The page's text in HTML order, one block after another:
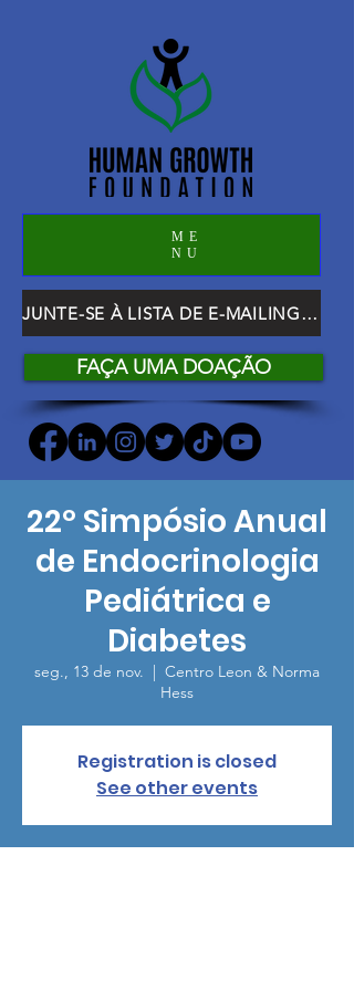
ME
NU
JUNTE-SE À LISTA DE E-MAILING DO HGF
FAÇA UMA DOAÇÃO
22º Simpósio Anual
de Endocrinologia
Pediátrica e
Diabetes
seg., 13 de nov.
  |
Centro Leon & Norma
Hess
Registration is closed
See other events